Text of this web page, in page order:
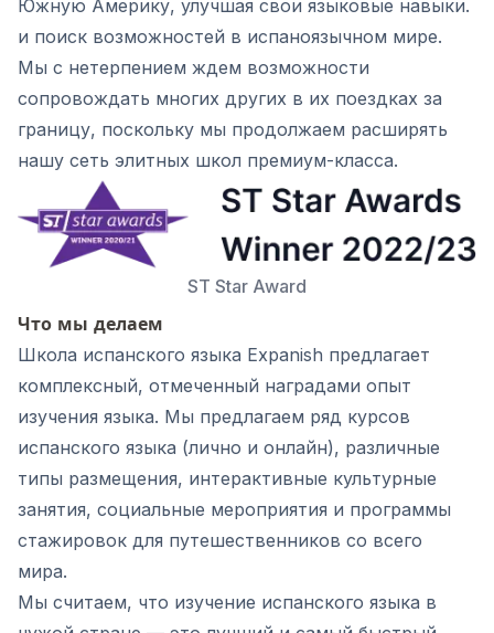
Южную Америку, улучшая свои языковые навыки.
и поиск возможностей в испаноязычном мире.
Мы с нетерпением ждем возможности
сопровождать многих других в их поездках за
границу, поскольку мы продолжаем расширять
нашу сеть элитных школ премиум-класса.
ST Star Award
Что мы делаем
Школа испанского языка Expanish предлагает
комплексный, отмеченный наградами опыт
изучения языка. Мы предлагаем ряд курсов
испанского языка (лично и онлайн), различные
типы размещения, интерактивные культурные
занятия, социальные мероприятия и программы
стажировок для путешественников со всего
мира.
Мы считаем, что изучение испанского языка в